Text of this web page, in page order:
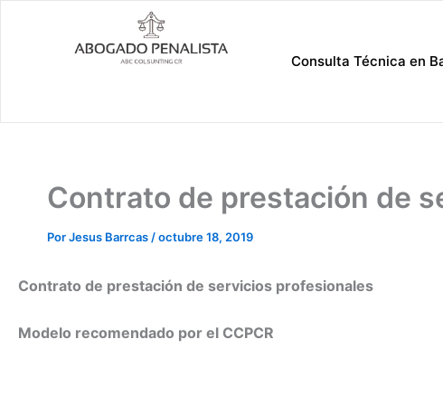
Consulta Técnica en
Contrato de prestación de
PorJesus Barrcas /octubre 18, 2019
Contrato de prestación de servicios profesionales
Modelo recomendado por el CCPCR